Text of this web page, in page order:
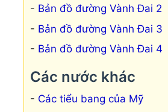
Bản đồ đường Vành Đai 2
Bản đồ đường Vành Đai 3
Bản đồ đường Vành Đai 4
Các nước khác
Các tiểu bang của Mỹ